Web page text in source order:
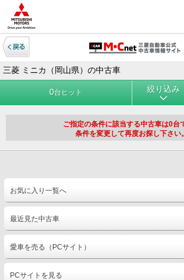
三菱 ミニカ（岡山県）の中古車
0台ヒット 絞り込み
ご指定の条件に該当する中古車は0台
条件を変更して再度お探し下さい。
お気に入り一覧へ
最近見た中古車
愛車を売る（PCサイト）
PCサイトを見る